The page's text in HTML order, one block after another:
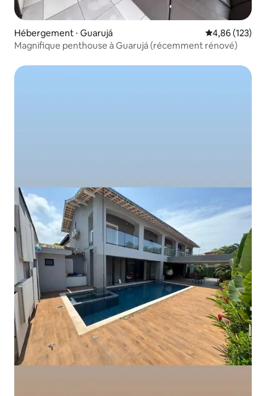
Hébergement ⋅ Guarujá Évaluation
4,86 (123)
Magnifique penthouse à Guarujá (récemment rénové)